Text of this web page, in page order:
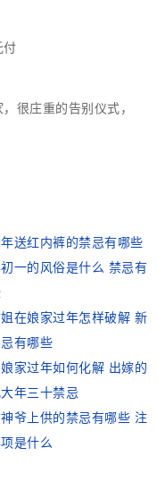
付
很庄重的告别仪式，
送红内裤的禁忌有哪些
一的风俗是什么 禁忌有
在娘家过年怎样破解 新
有哪些
家过年如何化解 出嫁的
年三十禁忌
爷上供的禁忌有哪些 注
是什么